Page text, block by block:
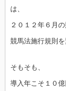
は、
２０１２年６月
競馬法施行規則
そもそも、
導入年こそ１０